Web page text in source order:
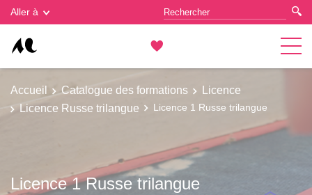
Aller à
Accueil Catalogue des formations
Licence
Licence Russe trilangue
Licence 1 Russe trilangue
Licence 1 Russe trilangue
Gestion des cookies